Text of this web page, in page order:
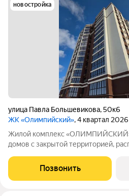
новостройка
улица Павла Большевикова,50к6
ЖК «Олимпийский», 4 квартал 2026
Жилой комплекс «ОЛИМПИЙСКИЙ» это шесть 14-
домов с закрытой территорией,
2 ЛИТЕР сданы - выбирайте готовую квартиру!
в 4 квартале 2026 года,
Позвонить